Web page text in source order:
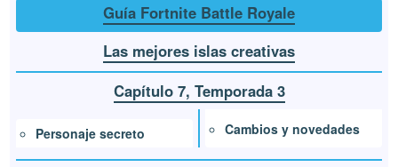
Guía Fortnite Battle Royale
Las mejores islas creativas
Capítulo 7, Temporada 3
Personaje secreto Cambios y novedades